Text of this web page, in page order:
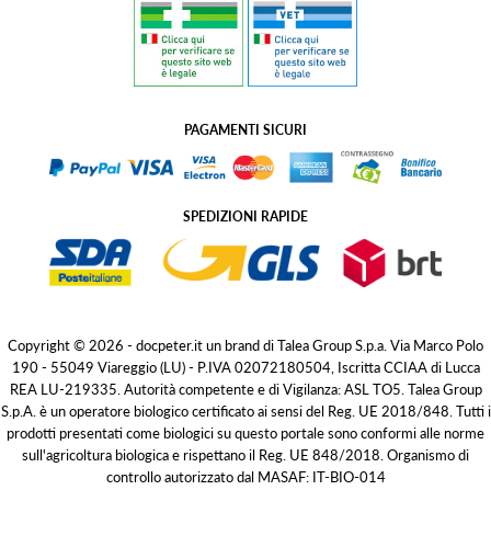
PAGAMENTI SICURI
SPEDIZIONI RAPIDE
Copyright © 2026 - docpeter.it un brand di Talea Group S.p.a. Via Marco Polo
190 - 55049 Viareggio (LU) - P.IVA 02072180504, Iscritta CCIAA di Lucca
REA LU-219335. Autorità competente e di Vigilanza: ASL TO5. Talea Group
S.p.A. è un operatore biologico certificato ai sensi del Reg. UE 2018/848. Tutti i
prodotti presentati come biologici su questo portale sono conformi alle norme
sull'agricoltura biologica e rispettano il Reg. UE 848/2018. Organismo di
controllo autorizzato dal MASAF: IT-BIO-014